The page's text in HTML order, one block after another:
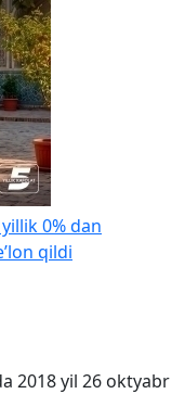
0% dan
qildi
2018 yil 26 oktyabr